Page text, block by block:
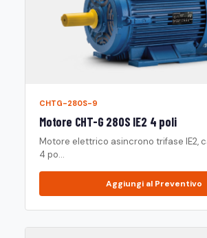
CHTG-280S-9
Motore CHT-G 280S IE2 4 poli
Motore elettrico asincrono trifase IE2,
4 po...
Aggiungi al Preventivo